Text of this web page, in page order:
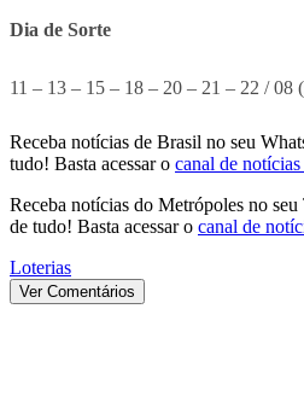
Dia de Sorte
11 – 13 – 15 – 18 – 20 – 21 – 22 / 08
Receba notícias de Brasil no seu
tudo! Basta acessar o canal de
Receba notícias do Metrópoles no
de tudo! Basta acessar o canal de
Loterias
Ver Comentários